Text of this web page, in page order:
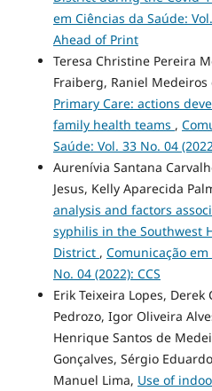
em Ciências da Saúde:
Ahead of Print
Teresa Christine Pereira
Fraiberg, Raniel Medeiros
Primary Care: actions
family health teams ,
Saúde: Vol. 33 No. 04
Aurenívia Santana
Jesus, Kelly Aparecida
analysis and factors
syphilis in the Southwest
District , Comunicação
No. 04 (2022): CCS
Erik Teixeira Lopes, Derek
Pedrozo, Igor Oliveira
Henrique Santos de
Gonçalves, Sérgio
Manuel Lima, Use of